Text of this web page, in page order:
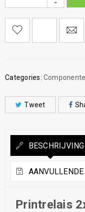
Categories:
Tweet
BESCHRIJVING
Printrelais